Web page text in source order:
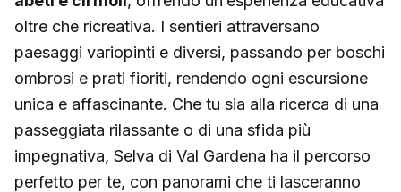
oltre che ricreativa. I sentieri attraversano
paesaggi variopinti e diversi, passando per boschi
ombrosi e prati fioriti, rendendo ogni escursione
unica e affascinante. Che tu sia alla ricerca di una
passeggiata rilassante o di una sfida più
impegnativa, Selva di Val Gardena ha il percorso
perfetto per te, con panorami che ti lasceranno